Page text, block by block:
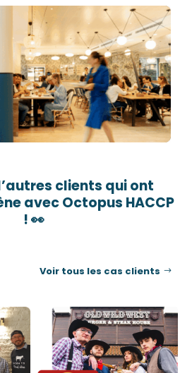
clients qui ont
avec Octopus HACCP
! 👀
Voir tous les cas clients